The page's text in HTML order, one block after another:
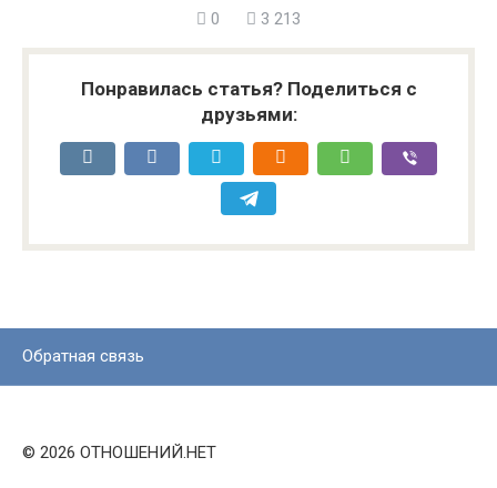
0 3 213
Понравилась статья? Поделиться с
друзьями:
Обратная связь
© 2026 ОТНОШЕНИЙ.НЕТ